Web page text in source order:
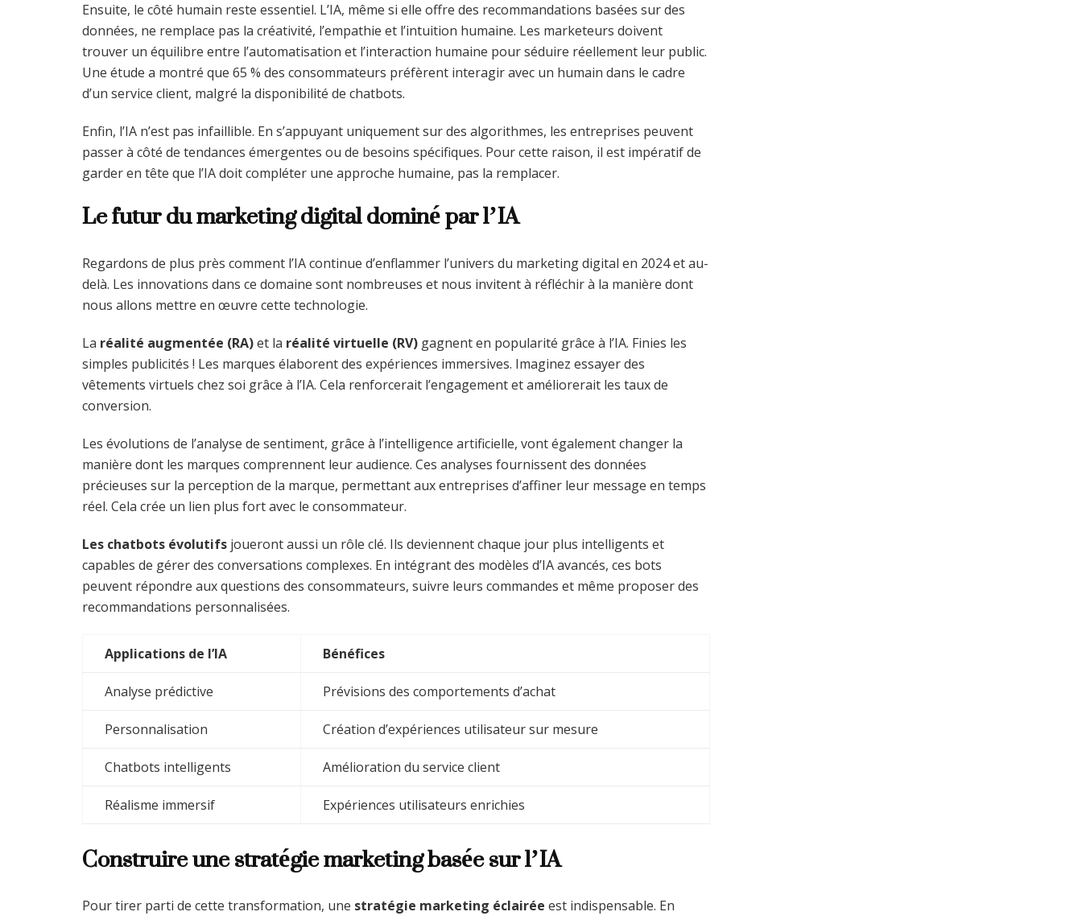
Ensuite, le côté humain reste essentiel. L’IA, même si elle offre des recommandations basées sur des
données, ne remplace pas la créativité, l’empathie et l’intuition humaine. Les marketeurs doivent
trouver un équilibre entre l’automatisation et l’interaction humaine pour séduire réellement leur public.
Une étude a montré que 65 % des consommateurs préfèrent interagir avec un humain dans le cadre
d’un service client, malgré la disponibilité de chatbots.
Enfin, l’IA n’est pas infaillible. En s’appuyant uniquement sur des algorithmes, les entreprises peuvent
passer à côté de tendances émergentes ou de besoins spécifiques. Pour cette raison, il est impératif de
garder en tête que l’IA doit compléter une approche humaine, pas la remplacer.
Le futur du marketing digital dominé par l’IA
Regardons de plus près comment l’IA continue d’enflammer l’univers du marketing digital en 2024 et au-
delà. Les innovations dans ce domaine sont nombreuses et nous invitent à réfléchir à la manière dont
nous allons mettre en œuvre cette technologie.
La réalité augmentée (RA)et la réalité virtuelle (RV) gagnent en popularité grâce à l’IA. Finies les
simples publicités ! Les marques élaborent des expériences immersives. Imaginez essayer des
vêtements virtuels chez soi grâce à l’IA. Cela renforcerait l’engagement et améliorerait les taux de
conversion.
Les évolutions de l’analyse de sentiment, grâce à l’intelligence artificielle, vont également changer la
manière dont les marques comprennent leur audience. Ces analyses fournissent des données
précieuses sur la perception de la marque, permettant aux entreprises d’affiner leur message en temps
réel. Cela crée un lien plus fort avec le consommateur.
Les chatbots évolutifs joueront aussi un rôle clé. Ils deviennent chaque jour plus intelligents et
capables de gérer des conversations complexes. En intégrant des modèles d’IA avancés, ces bots
peuvent répondre aux questions des consommateurs, suivre leurs commandes et même proposer des
recommandations personnalisées.
Applications de l’IA Bénéfices
Analyse prédictive Prévisions des comportements d’achat
Personnalisation Création d’expériences utilisateur sur mesure
Chatbots intelligents Amélioration du service client
Réalisme immersif Expériences utilisateurs enrichies
Construire une stratégie marketing basée sur l’IA
Pour tirer parti de cette transformation, une stratégie marketing éclairée est indispensable. En